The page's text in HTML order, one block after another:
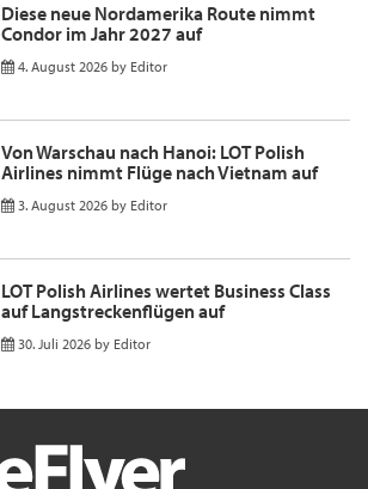
Diese neue Nordamerika Route nimmt
Condor im Jahr 2027 auf
4. August 2026 by Editor
Von Warschau nach Hanoi: LOT Polish
Airlines nimmt Flüge nach Vietnam auf
3. August 2026 by Editor
LOT Polish Airlines wertet Business Class
auf Langstreckenflügen auf
30. Juli 2026 by Editor